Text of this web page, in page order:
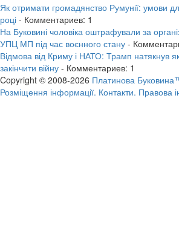
Як отримати громадянство Румунії: умови
році - Комментариев: 1
На Буковині чоловіка оштрафували за
УПЦ МП під час воєнного стану -
Відмова від Криму і НАТО: Трамп натякнув
закінчити війну - Комментариев: 1
Copyright © 2008-2026 Платинова
Розміщення інформації. Контакти. Правова